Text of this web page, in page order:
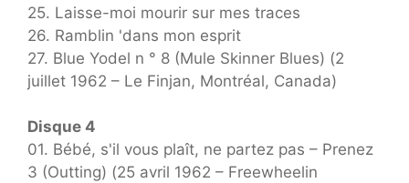
25. Laisse-moi mourir sur mes traces
26. Ramblin 'dans mon esprit
27. Blue Yodel n ° 8 (Mule Skinner Blues) (2
juillet 1962 – Le Finjan, Montréal, Canada)
Disque 4
01. Bébé, s'il vous plaît, ne partez pas – Prenez
3 (Outting) (25 avril 1962 – Freewheelin